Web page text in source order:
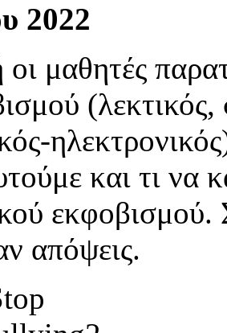
2022
μαθητές
και τι να
εκφοβισμού.
απόψεις.